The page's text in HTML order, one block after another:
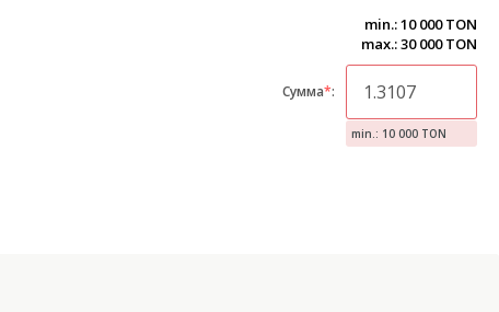
min.: 10 000 TON
max.: 30 000 TON
Сумма*:
min.: 10 000 TON